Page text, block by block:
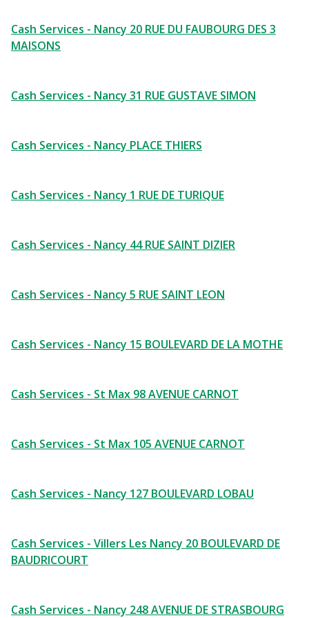
Cash Services - Nancy 20 RUE DU FAUBOURG DES 3
MAISONS
Cash Services - Nancy 31 RUE GUSTAVE SIMON
Cash Services - Nancy PLACE THIERS
Cash Services - Nancy 1 RUE DE TURIQUE
Cash Services - Nancy 44 RUE SAINT DIZIER
Cash Services - Nancy 5 RUE SAINT LEON
Cash Services - Nancy 15 BOULEVARD DE LA MOTHE
Cash Services - St Max 98 AVENUE CARNOT
Cash Services - St Max 105 AVENUE CARNOT
Cash Services - Nancy 127 BOULEVARD LOBAU
Cash Services - Villers Les Nancy 20 BOULEVARD DE
BAUDRICOURT
Cash Services - Nancy 248 AVENUE DE STRASBOURG